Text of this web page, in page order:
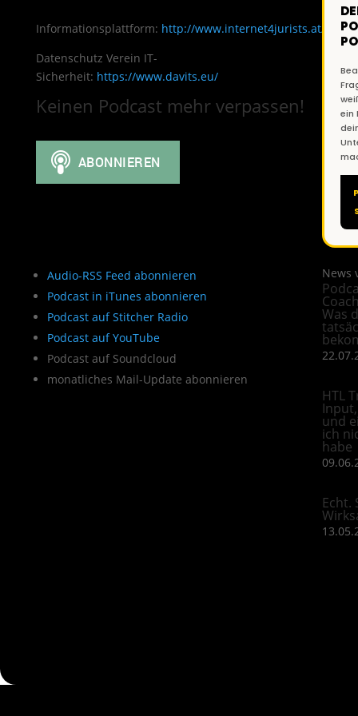
Informationsplattform: http://www.internet4jurists.at/
Datenschutz Verein IT-
Sicherheit: https://www.davits.eu/
Keinen Podcast mehr verpassen!
Audio-RSS Feed abonnieren
Podcast in iTunes abonnieren
Podcast auf Stitcher Radio
Podcast auf YouTube
Podcast auf Soundcloud
monatliches Mail-Update abonnieren
ein
News
Was
HTL
und
ich
habe
Echt.